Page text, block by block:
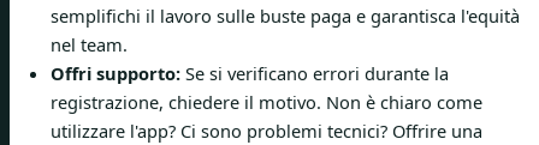
semplifichi il lavoro sulle buste paga e garantisca l'equità
nel team.
Offri supporto: Se si verificano errori durante la
registrazione, chiedere il motivo. Non è chiaro come
utilizzare l'app? Ci sono problemi tecnici? Offrire una